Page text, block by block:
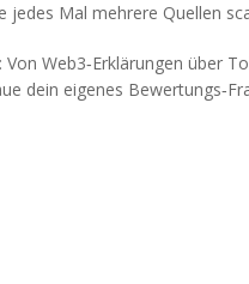
Mal mehrere Quellen
Web3‑Erklärungen über
dein eigenes